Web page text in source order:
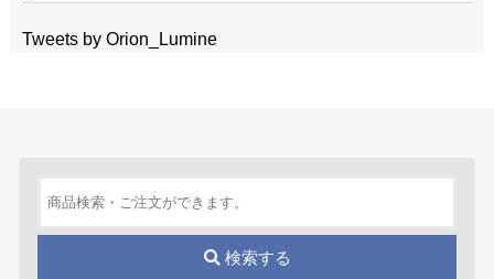
Tweets by Orion_Lumine
検索する